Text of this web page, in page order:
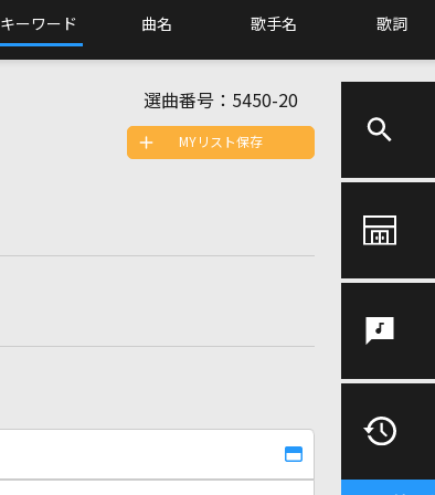
キーワード 曲名 歌手名 歌詞
選曲番号： 5450-20
MYリスト保存